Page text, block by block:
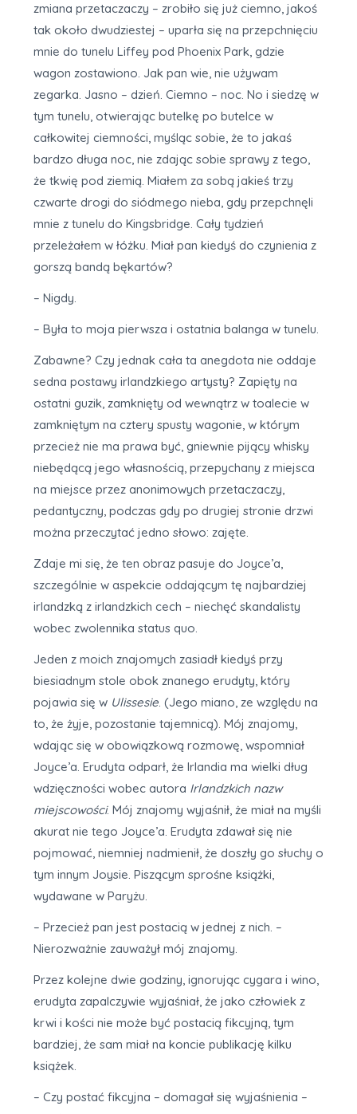
zmiana przetaczaczy – zrobiło się już ciemno, jakoś
tak około dwudziestej – uparła się na przepchnięciu
mnie do tunelu Liffey pod Phoenix Park, gdzie
wagon zostawiono. Jak pan wie, nie używam
zegarka. Jasno – dzień. Ciemno – noc. No i siedzę w
tym tunelu, otwierając butelkę po butelce w
całkowitej ciemności, myśląc sobie, że to jakaś
bardzo długa noc, nie zdając sobie sprawy z tego,
że tkwię pod ziemią. Miałem za sobą jakieś trzy
czwarte drogi do siódmego nieba, gdy przepchnęli
mnie z tunelu do Kingsbridge. Cały tydzień
przeleżałem w łóżku. Miał pan kiedyś do czynienia z
gorszą bandą bękartów?
– Nigdy.
– Była to moja pierwsza i ostatnia balanga w tunelu.
Zabawne? Czy jednak cała ta anegdota nie oddaje
sedna postawy irlandzkiego artysty? Zapięty na
ostatni guzik, zamknięty od wewnątrz w toalecie w
zamkniętym na cztery spusty wagonie, w którym
przecież nie ma prawa być, gniewnie pijący whisky
niebędącą jego własnością, przepychany z miejsca
na miejsce przez anonimowych przetaczaczy,
pedantyczny, podczas gdy po drugiej stronie drzwi
można przeczytać jedno słowo: zajęte.
Zdaje mi się, że ten obraz pasuje do Joyce’a,
szczególnie w aspekcie oddającym tę najbardziej
irlandzką z irlandzkich cech – niechęć skandalisty
wobec zwolennika status quo.
Jeden z moich znajomych zasiadł kiedyś przy
biesiadnym stole obok znanego erudyty, który
pojawia się w Ulissesie. (Jego miano, ze względu na
to, że żyje, pozostanie tajemnicą). Mój znajomy,
wdając się w obowiązkową rozmowę, wspomniał
Joyce’a. Erudyta odparł, że Irlandia ma wielki dług
wdzięczności wobec autora Irlandzkich nazw
miejscowości. Mój znajomy wyjaśnił, że miał na myśli
akurat nie tego Joyce’a. Erudyta zdawał się nie
pojmować, niemniej nadmienił, że doszły go słuchy o
tym innym Joysie. Piszącym sprośne książki,
wydawane w Paryżu.
– Przecież pan jest postacią w jednej z nich. –
Nierozważnie zauważył mój znajomy.
Przez kolejne dwie godziny, ignorując cygara i wino,
erudyta zapalczywie wyjaśniał, że jako człowiek z
krwi i kości nie może być postacią fikcyjną, tym
bardziej, że sam miał na koncie publikację kilku
książek.
– Czy postać fikcyjna – domagał się wyjaśnienia –